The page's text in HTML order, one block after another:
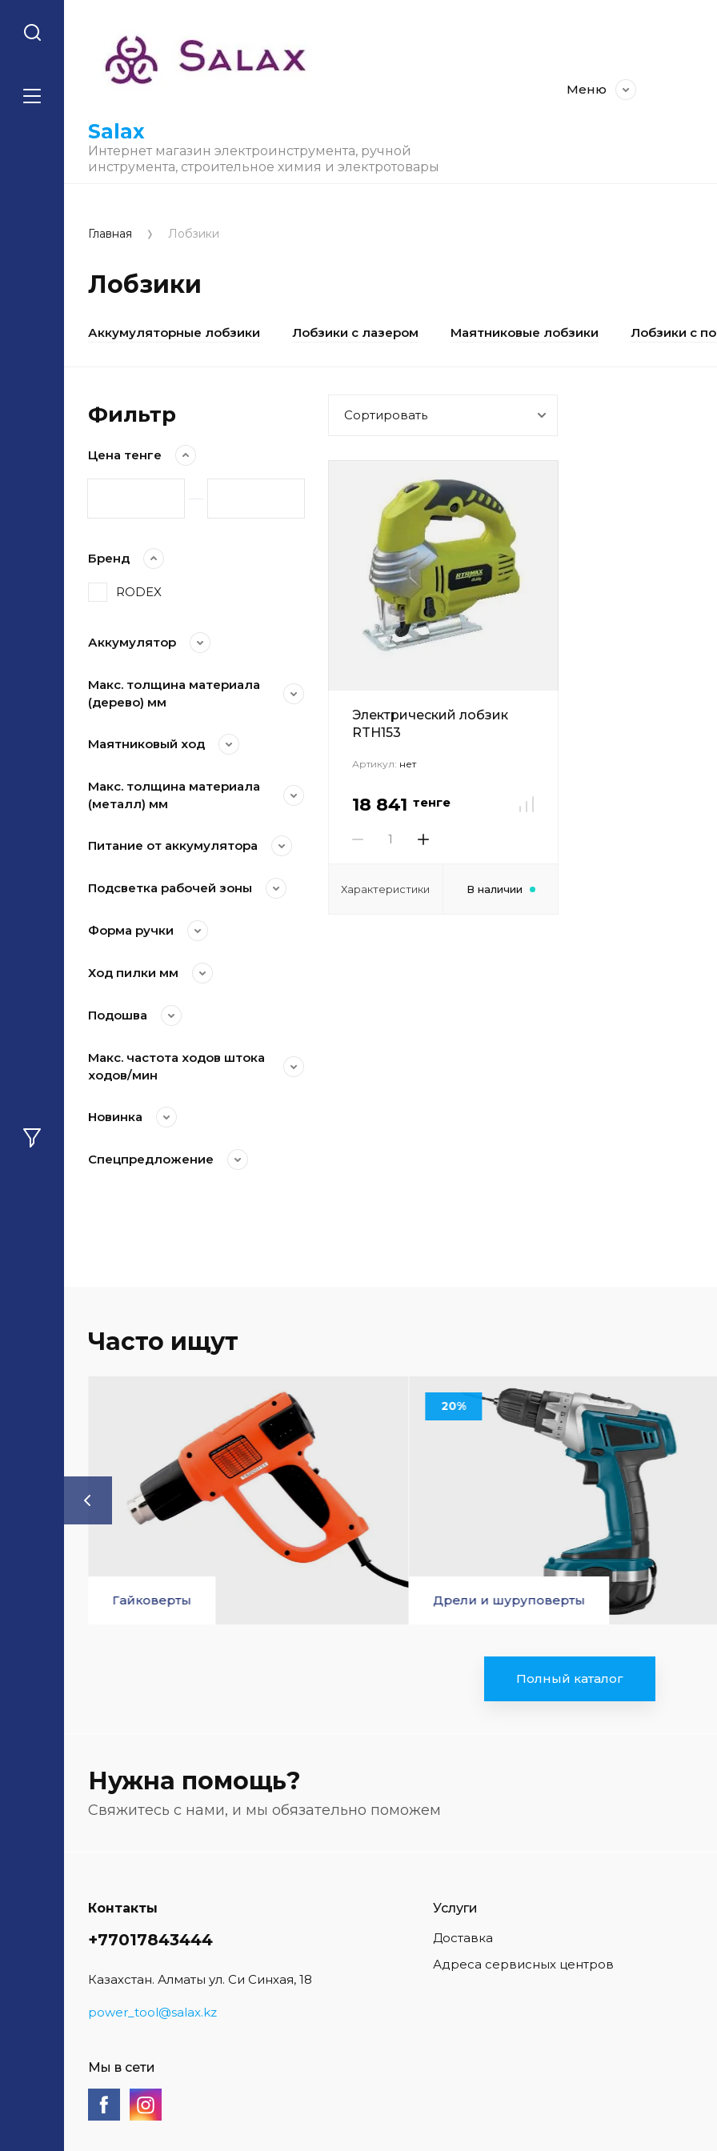
Salax
Интернет магазин электроинструмента, ручной
инструмента, строительное химия и электротовары
Меню
Главная Лобзики
Лобзики
Аккумуляторные лобзики Лобзики с лазером Маятниковые лобзики Лобзики с
Фильтр
Цена тенге
Бренд
RODEX
Аккумулятор
Макс. толщина материала
(дерево) мм
Маятниковый ход
Макс. толщина материала
(металл) мм
Питание от аккумулятора
Подсветка рабочей зоны
Форма ручки
Ход пилки мм
Подошва
Макс. частота ходов штока
ходов/мин
Новинка
Спецпредложение
Сортировать
Электрический лобзик
RTH153
Артикул: нет
18 841 тенге
Характеристики В наличии
Часто ищут
20%
Лобзики
Полный каталог
Нужна помощь?
Свяжитесь с нами, и мы обязательно поможем
Контакты
+77017843444
Казахстан. Алматы ул. Си Синхая, 18
power_tool@salax.kz
Услуги
Доставка
Адреса сервисных центров
Мы в сети